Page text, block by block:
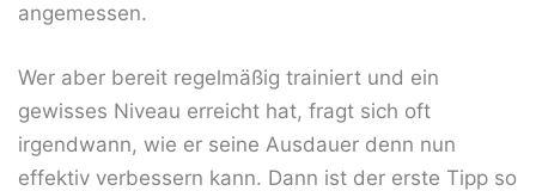
angemessen.
Wer aber bereit regelmäßig trainiert und ein
gewisses Niveau erreicht hat, fragt sich oft
irgendwann, wie er seine Ausdauer denn nun
effektiv verbessern kann. Dann ist der erste Tipp so